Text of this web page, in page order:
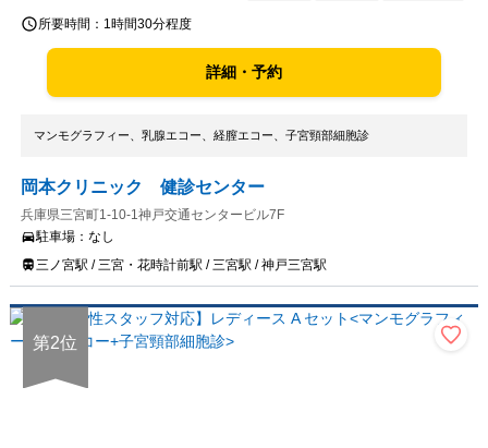
所要時間： 1時間30分程度
詳細・予約
マンモグラフィー、乳腺エコー、経膣エコー、子宮頸部細胞診
岡本クリニック 健診センター
兵庫県三宮町1-10-1神戸交通センタービル7F
駐車場： なし
三ノ宮駅 / 三宮・花時計前駅 / 三宮駅 / 神戸三宮駅
第2位